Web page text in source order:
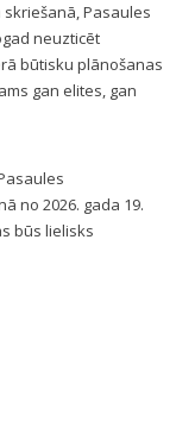
Pasaules
neuzticēt
būtisku plānošanas
gan elites, gan
no 2026. gada 19.
būs lielisks